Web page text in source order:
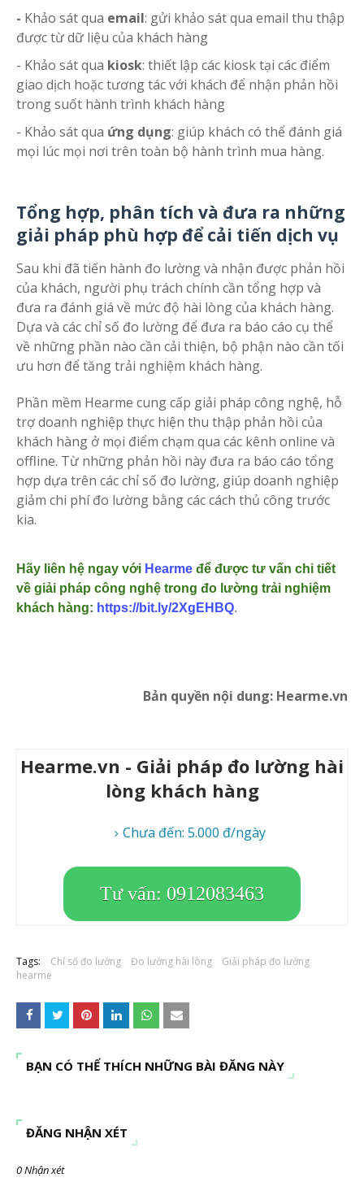
- Khảo sát qua email: gửi khảo sát qua email thu thập
được từ dữ liệu của khách hàng
- Khảo sát qua kiosk: thiết lập các kiosk tại các điểm
giao dịch hoặc tương tác với khách để nhận phản hồi
trong suốt hành trình khách hàng
- Khảo sát qua ứng dụng: giúp khách có thể đánh giá
mọi lúc mọi nơi trên toàn bộ hành trình mua hàng.
Tổng hợp, phân tích và đưa ra những
giải pháp phù hợp để cải tiến dịch vụ
Sau khi đã tiến hành đo lường và nhận được phản hồi
của khách, người phụ trách chính cần tổng hợp và
đưa ra đánh giá về mức độ hài lòng của khách hàng.
Dựa và các chỉ số đo lường để đưa ra báo cáo cụ thể
về những phần nào cần cải thiện, bộ phận nào cần tối
ưu hơn để tăng trải nghiệm khách hàng.
Phần mềm Hearme cung cấp giải pháp công nghệ, hỗ
trợ doanh nghiệp thực hiện thu thập phản hồi của
khách hàng ở mọi điểm chạm qua các kênh online và
offline. Từ những phản hồi này đưa ra báo cáo tổng
hợp dựa trên các chỉ số đo lường, giúp doanh nghiệp
giảm chi phí đo lường bằng các cách thủ công trước
kia.
Hãy liên hệ ngay với Hearme để được tư vấn chi tiết
về giải pháp công nghệ trong đo lường trải nghiệm
khách hàng: https://bit.ly/2XgEHBQ.
Bản quyền nội dung: Hearme.vn
Hearme.vn - Giải pháp đo lường hài
lòng khách hàng
Chưa đến: 5.000 đ/ngày
Tư vấn: 0912083463
Tags: Chỉ số đo lường Đo lường hài lòng
Giải pháp đo lường
hearme
BẠN CÓ THỂ THÍCH NHỮNG BÀI ĐĂNG NÀY
ĐĂNG NHẬN XÉT
0 Nhận xét